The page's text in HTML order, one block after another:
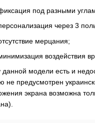
под разными
через 3
мерцания;
воздействия
данной модели есть и
не предусмотрен
экрана возможна